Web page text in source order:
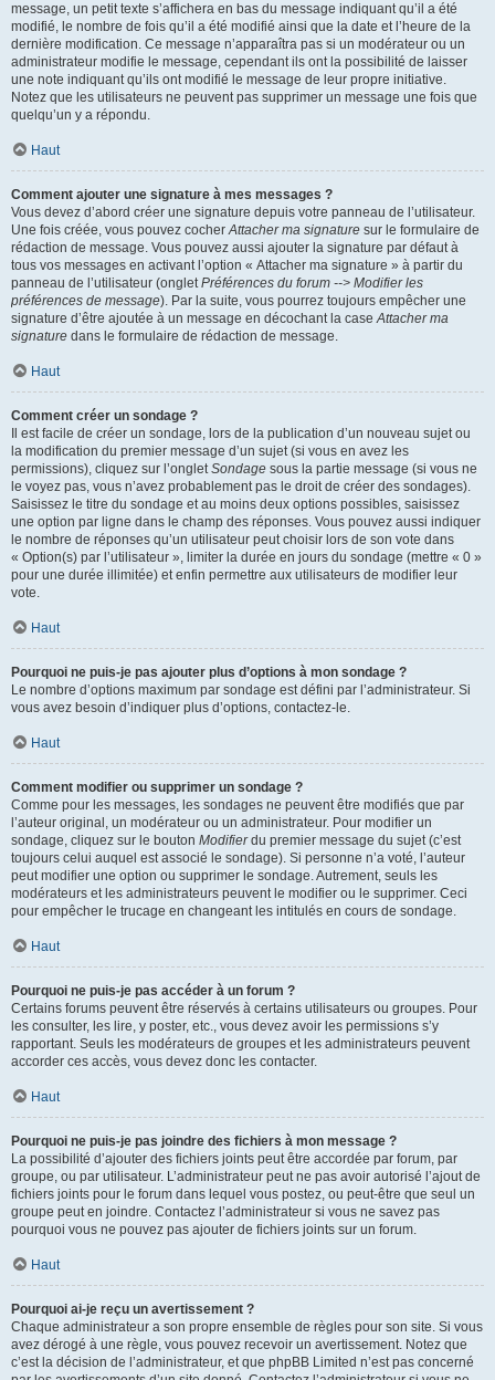
message, un petit texte s’affichera en bas du message indiquant qu’il a été
modifié, le nombre de fois qu’il a été modifié ainsi que la date et l’heure de la
dernière modification. Ce message n’apparaîtra pas si un modérateur ou un
administrateur modifie le message, cependant ils ont la possibilité de laisser
une note indiquant qu’ils ont modifié le message de leur propre initiative.
Notez que les utilisateurs ne peuvent pas supprimer un message une fois que
quelqu’un y a répondu.
Haut
Comment ajouter une signature à mes messages ?
Vous devez d’abord créer une signature depuis votre panneau de l’utilisateur.
Une fois créée, vous pouvez cocherAttacher ma signature sur le formulaire de
rédaction de message. Vous pouvez aussi ajouter la signature par défaut à
tous vos messages en activant l’option « Attacher ma signature » à partir du
panneau de l’utilisateur (ongletPréférences du forum --> Modifier les
préférences de message). Par la suite, vous pourrez toujours empêcher une
signature d’être ajoutée à un message en décochant la caseAttacher ma
signature dans le formulaire de rédaction de message.
Haut
Comment créer un sondage ?
Il est facile de créer un sondage, lors de la publication d’un nouveau sujet ou
la modification du premier message d’un sujet (si vous en avez les
permissions), cliquez sur l’ongletSondage sous la partie message (si vous ne
le voyez pas, vous n’avez probablement pas le droit de créer des sondages).
Saisissez le titre du sondage et au moins deux options possibles, saisissez
une option par ligne dans le champ des réponses. Vous pouvez aussi indiquer
le nombre de réponses qu’un utilisateur peut choisir lors de son vote dans
« Option(s) par l’utilisateur », limiter la durée en jours du sondage (mettre « 0 »
pour une durée illimitée) et enfin permettre aux utilisateurs de modifier leur
vote.
Haut
Pourquoi ne puis-je pas ajouter plus d’options à mon sondage ?
Le nombre d’options maximum par sondage est défini par l’administrateur. Si
vous avez besoin d’indiquer plus d’options, contactez-le.
Haut
Comment modifier ou supprimer un sondage ?
Comme pour les messages, les sondages ne peuvent être modifiés que par
l’auteur original, un modérateur ou un administrateur. Pour modifier un
sondage, cliquez sur le bouton Modifierdu premier message du sujet (c’est
toujours celui auquel est associé le sondage). Si personne n’a voté, l’auteur
peut modifier une option ou supprimer le sondage. Autrement, seuls les
modérateurs et les administrateurs peuvent le modifier ou le supprimer. Ceci
pour empêcher le trucage en changeant les intitulés en cours de sondage.
Haut
Pourquoi ne puis-je pas accéder à un forum ?
Certains forums peuvent être réservés à certains utilisateurs ou groupes. Pour
les consulter, les lire, y poster, etc., vous devez avoir les permissions s’y
rapportant. Seuls les modérateurs de groupes et les administrateurs peuvent
accorder ces accès, vous devez donc les contacter.
Haut
Pourquoi ne puis-je pas joindre des fichiers à mon message ?
La possibilité d’ajouter des fichiers joints peut être accordée par forum, par
groupe, ou par utilisateur. L’administrateur peut ne pas avoir autorisé l’ajout de
fichiers joints pour le forum dans lequel vous postez, ou peut-être que seul un
groupe peut en joindre. Contactez l’administrateur si vous ne savez pas
pourquoi vous ne pouvez pas ajouter de fichiers joints sur un forum.
Haut
Pourquoi ai-je reçu un avertissement ?
Chaque administrateur a son propre ensemble de règles pour son site. Si vous
avez dérogé à une règle, vous pouvez recevoir un avertissement. Notez que
c’est la décision de l’administrateur, et que phpBB Limited n’est pas concerné